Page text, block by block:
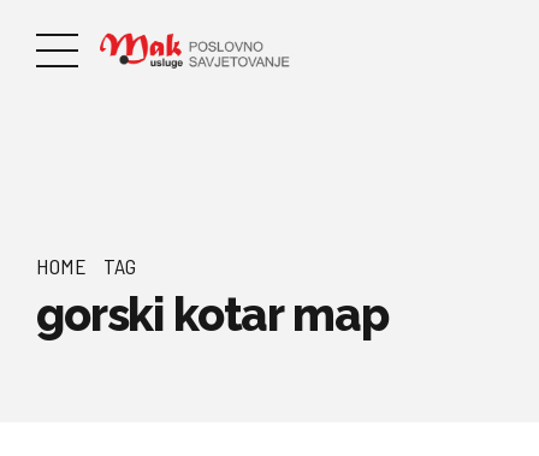
HOME TAG
gorski kotar map